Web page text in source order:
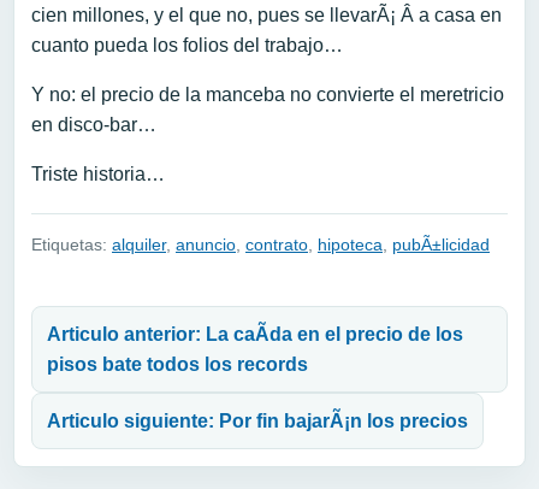
cien millones, y el que no, pues se llevarÃ¡ Â a casa en
cuanto pueda los folios del trabajo…
Y no: el precio de la manceba no convierte el meretricio
en disco-bar…
Triste historia…
Etiquetas: alquiler, anuncio contrato hipoteca pubÃ±licidad
Articulo anterior: La caÃ­da en el precio de los
pisos bate todos los records
Articulo siguiente: Por fin bajarÃ¡n los precios